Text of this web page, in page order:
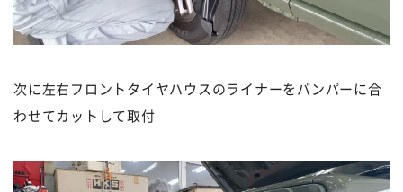
次に左右フロントタイヤハウスのライナーをバンパーに合
わせてカットして取付